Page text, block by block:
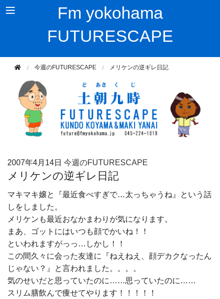
Fm yokohama
FUTURESCAPE
今週のFUTURESCAPE メリケンの逆ギレ日記
2007年4月14日 今週のFUTURESCAPE
メリケンの逆ギレ日記
マキマキ嬢と『最近食べすぎで…太っちゃうね』という話
しをしました。
メリケンも最近おなかまわりが気になります。
まあ、ゴットにはいつも顔でかいね！！
といわれますがっっ…しかし！！
この間久々に会った友達に『ねえねえ、顔デカクなったん
じゃない？』と言われました。。。。
気のせいだと思っていたのに……思っていたのに……
スリム膳飲んで痩せてやります！！！！！